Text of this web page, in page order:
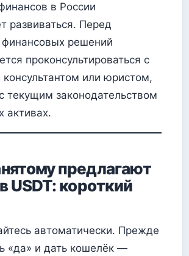
в России
развиваться. Перед
решений
проконсультироваться с
или юристом,
текущим законодательством
активах.
предлагают
USDT: короткий
автоматически. Прежде
«да» и дать кошелёк —